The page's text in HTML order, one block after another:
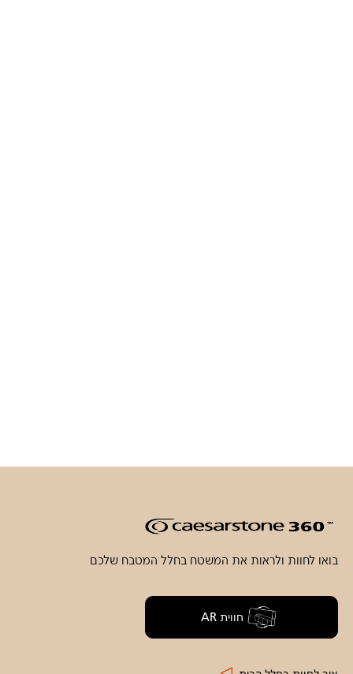
בואו לחוות ולראות את המשטח בחלל המטבח שלכם
חווית AR